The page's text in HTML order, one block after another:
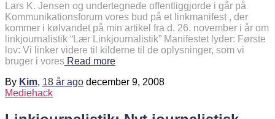
Lars K. Jensen og undertegnede offentliggjorde i går på
Kommunikationsforum vores bud på et linkmanifest , der
kommer i kølvandet på min artikel fra d. 26. november i år om
linkjournalistik “Lær Linkjournalistik” Manifestet lyder: Første
lov: Vi linker videre til kilderne til de oplysninger, som vi
bruger i vores Read more
By Kim, 18 år ago december 9, 2008
Mediehack